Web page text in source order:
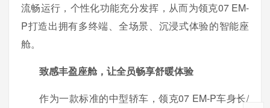
流畅运行，个性化功能充分发挥，从而为领克07 EM-
P打造出拥有多终端、全场景、沉浸式体验的智能座
舱。
致感丰盈座舱，让全员畅享舒暖体验
作为一款标准的中型轿车，领克07 EM-P车身长/